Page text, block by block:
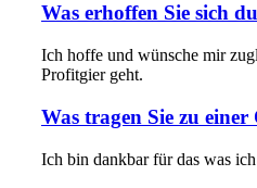
Was erhoffen Sie sich
Ich hoffe und wünsche mir
Profitgier geht.
Was tragen Sie zu
Ich bin dankbar für das was